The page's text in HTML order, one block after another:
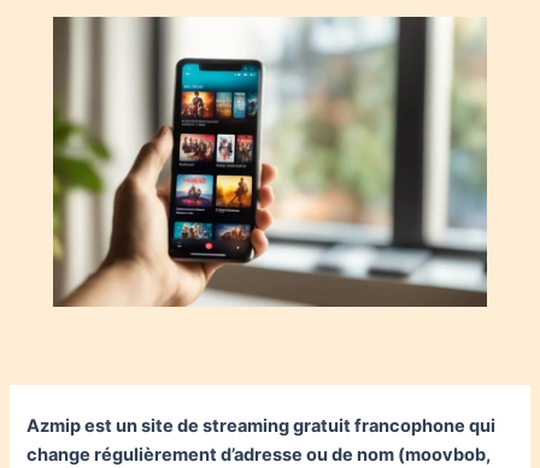
Azmip est un site de streaming gratuit francophone qui
change régulièrement d’adresse ou de nom (moovbob,